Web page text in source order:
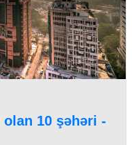
olan 10 şəhəri -